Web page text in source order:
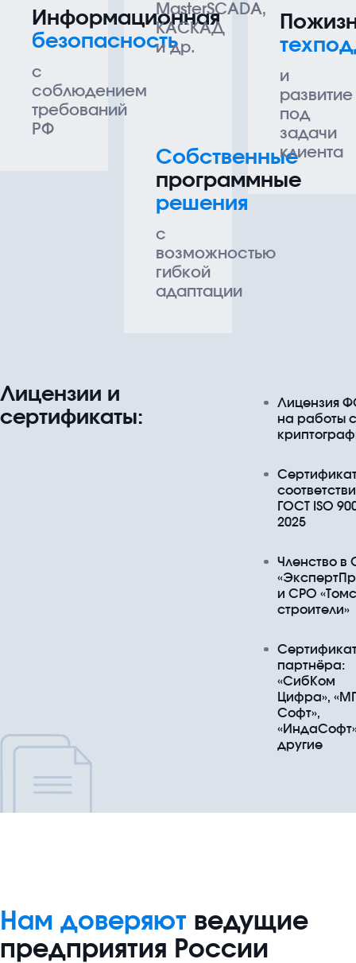
Информационная
безопасность
с
соблюдением
требований
РФ
MasterSCADA,
КАСКАД
и др.
Собственные
программные
решения
с
возможностью
гибкой
адаптации
и
развитие
под
задачи
клиента
Лицензии и
сертификаты:
Лицензия
на работы с
ГОСТ ISO
2025
Членство в
и СРО
строители»
партнёра:
«СибКом
Цифра»,
Софт»,
другие
Нам доверяют ведущие
предприятия России